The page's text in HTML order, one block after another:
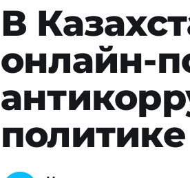
В
онлайн-
политике